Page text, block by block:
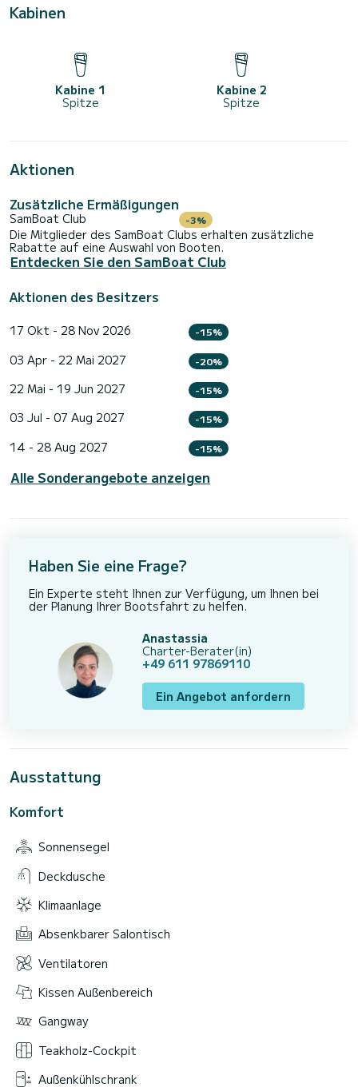
Kabinen
Kabine 1
Spitze
Kabine 2
Spitze
Aktionen
Zusätzliche Ermäßigungen
SamBoat Club -3%
Die Mitglieder des SamBoat Clubs erhalten zusätzliche
Rabatte auf eine Auswahl von Booten.
Entdecken Sie den SamBoat Club
Aktionen des Besitzers
17 Okt - 28 Nov 2026 -15%
03 Apr - 22 Mai 2027 -20%
22 Mai - 19 Jun 2027 -15%
03 Jul - 07 Aug 2027 -15%
14 - 28 Aug 2027 -15%
Alle Sonderangebote anzeigen
Haben Sie eine Frage?
Ein Experte steht Ihnen zur Verfügung, um Ihnen bei
der Planung Ihrer Bootsfahrt zu helfen.
Anastassia
Charter-Berater(in)
+49 611 97869110
Ein Angebot anfordern
Ausstattung
Komfort
Sonnensegel
Deckdusche
Klimaanlage
Absenkbarer Salontisch
Ventilatoren
Kissen Außenbereich
Gangway
Teakholz-Cockpit
Außenkühlschrank